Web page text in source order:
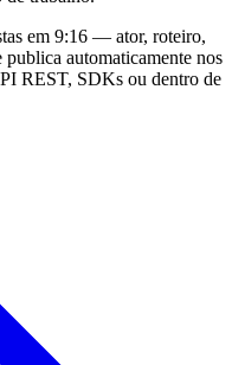
em 9:16 — ator, roteiro,
automaticamente nos
REST, SDKs ou dentro de